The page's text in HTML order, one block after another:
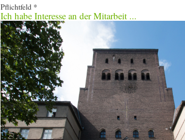
Pflichtfeld *
Ich habe Interesse an der Mitarbeit ...